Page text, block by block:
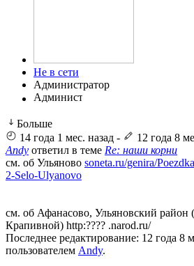
Не в сети
Администратор
Больше
14 года 1 мес. назад - 12 года 8
Andy ответил в теме Re: наши корни
см. об Ульяново soneta.ru/genira/
2-Selo-Ulyanovo
см. об Афанасово, Ульяновский район
Крапивной) http:???? .narod.ru/
Последнее редактирование: 12 года 8
пользователем Andy.